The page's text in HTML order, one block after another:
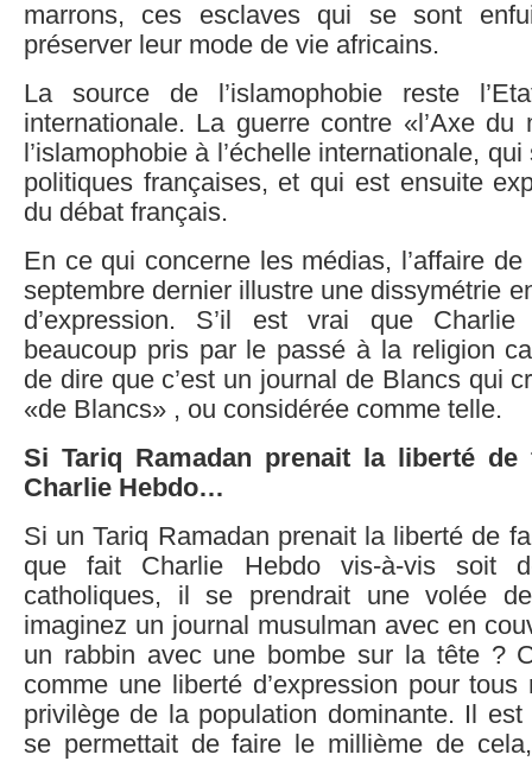
marrons, ces esclaves qui se sont
préserver leur mode de vie africains.
La source de l’islamophobie reste
internationale. La guerre contre «l’Axe
l’islamophobie à l’échelle internationale,
politiques françaises, et qui est ensuite
du débat français.
En ce qui concerne les médias, l’affaire
septembre dernier illustre une dissymétrie
d’expression. S’il est vrai que
beaucoup pris par le passé à la religion
de dire que c’est un journal de Blancs qui
«de Blancs» , ou considérée comme telle.
Si Tariq Ramadan prenait la liberté
Charlie Hebdo…
Si un Tariq Ramadan prenait la liberté de
que fait Charlie Hebdo vis-à-vis soit
catholiques, il se prendrait une volée
imaginez un journal musulman avec en
un rabbin avec une bombe sur la tête ?
comme une liberté d’expression pour
privilège de la population dominante. Il
se permettait de faire le millième de